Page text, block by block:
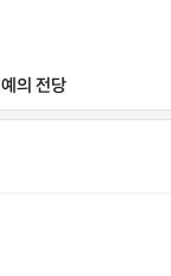
의 전당